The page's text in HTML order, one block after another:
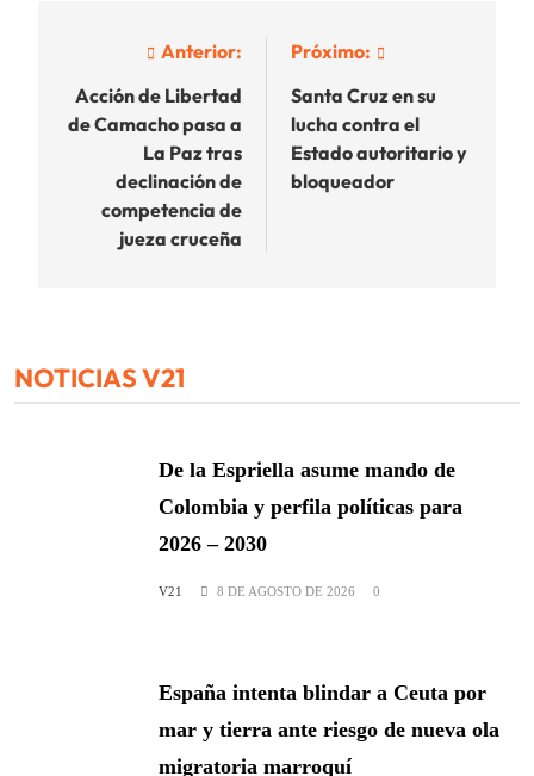
Navegación
de
entradas
Anterior:
Acción de Libertad
de Camacho pasa a
La Paz tras
declinación de
competencia de
jueza cruceña
Próximo:
Santa Cruz en su
lucha contra el
Estado autoritario y
bloqueador
NOTICIAS V21
De la Espriella asume mando de
Colombia y perfila políticas para
2026 – 2030
V21 8 DE AGOSTO DE 2026 0
España intenta blindar a Ceuta por
mar y tierra ante riesgo de nueva ola
migratoria marroquí